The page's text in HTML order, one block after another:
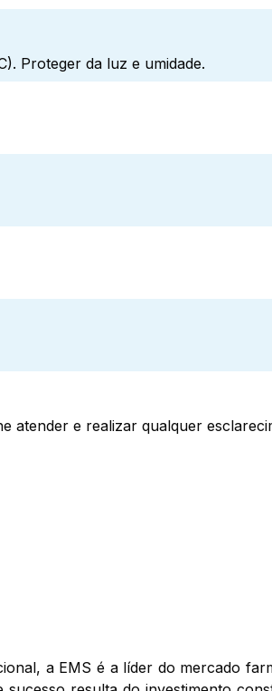
Proteger da luz e umidade.
atender e realizar qualquer
a EMS é a líder do mercado